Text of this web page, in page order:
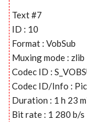
Text #7
ID : 10
Format : VobSub
Muxing mode : zlib
Codec ID :
Codec ID/Info :
Duration : 1 h 23
Bit rate : 1 280 b/s